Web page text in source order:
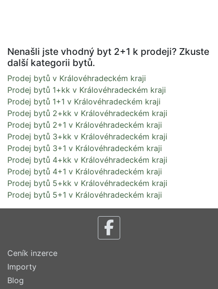
Nenašli jste vhodný byt 2+1 k prodeji? Zkuste
další kategorii bytů.
Prodej bytů v Královéhradeckém kraji
Prodej bytů 1+kk v Královéhradeckém kraji
Prodej bytů 1+1 v Královéhradeckém kraji
Prodej bytů 2+kk v Královéhradeckém kraji
Prodej bytů 2+1 v Královéhradeckém kraji
Prodej bytů 3+kk v Královéhradeckém kraji
Prodej bytů 3+1 v Královéhradeckém kraji
Prodej bytů 4+kk v Královéhradeckém kraji
Prodej bytů 4+1 v Královéhradeckém kraji
Prodej bytů 5+kk v Královéhradeckém kraji
Prodej bytů 5+1 v Královéhradeckém kraji
Ceník inzerce
Importy
Blog